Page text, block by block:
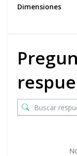
Dimensiones